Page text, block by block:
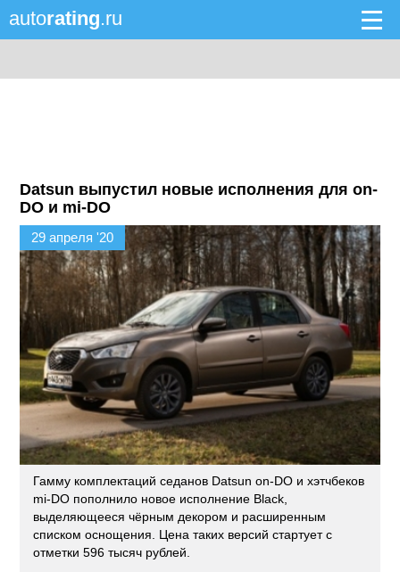
autorating.ru
Datsun выпустил новые исполнения для on-
DO и mi-DO
29 апреля '20
Гамму комплектаций седанов Datsun on-DO и хэтчбеков
mi-DO пополнило новое исполнение Black,
выделяющееся чёрным декором и расширенным
списком оснощения. Цена таких версий стартует с
отметки 596 тысяч рублей.